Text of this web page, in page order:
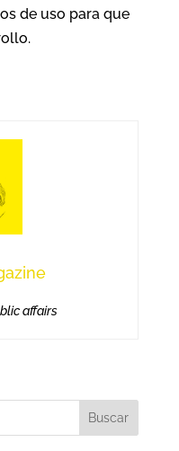
de uso para que
affairs
Buscar